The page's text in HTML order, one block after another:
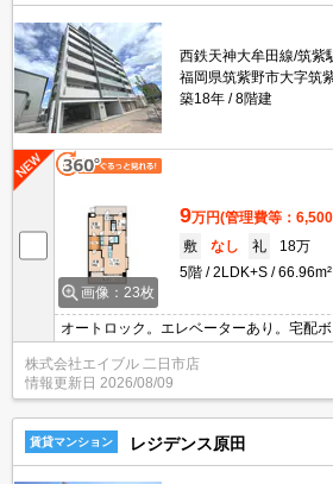
西鉄天神大牟田線/筑紫
福岡県筑紫野市大字筑
築18年
8階建
画像：23枚
9万円(管理費等：
敷
なし 礼
18万
5階
2LDK+S 66.96m²
オートロック。エレベーターあり。宅配
用。洗面化粧台付き。温水洗浄便座付き
インターホン付き。浴室換気乾燥式。エア
株式会社エイブル 二日市店
情報更新日 2026/08/09
賃貸マンション レジデンス原田